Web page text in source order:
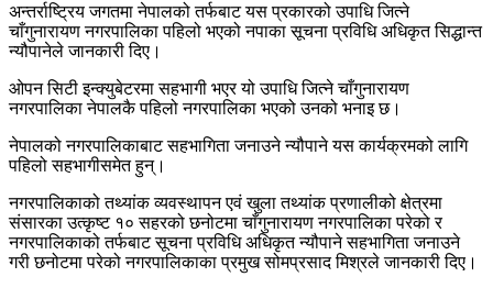
अन्तर्राष्ट्रिय जगतमा नेपालको तर्फबाट यस प्रकारको उपाधि जित्ने
चाँगुनारायण नगरपालिका पहिलो भएको नपाका सूचना प्रविधि अधिकृत सिद्धान्त
न्यौपानेले जानकारी दिए।
ओपन सिटी इन्क्युबेटरमा सहभागी भएर यो उपाधि जित्ने चाँगुनारायण
नगरपालिका नेपालकै पहिलो नगरपालिका भएको उनको भनाइ छ।
नेपालको नगरपालिकाबाट सहभागिता जनाउने न्यौपाने यस कार्यक्रमको लागि
पहिलो सहभागीसमेत हुन्।
नगरपालिकाको तथ्यांक व्यवस्थापन एवं खुला तथ्यांक प्रणालीको क्षेत्रमा
संसारका उत्कृष्ट १० सहरको छनोटमा चाँगुनारायण नगरपालिका परेको र
नगरपालिकाको तर्फबाट सूचना प्रविधि अधिकृत न्यौपाने सहभागिता जनाउने
गरी छनोटमा परेको नगरपालिकाका प्रमुख सोमप्रसाद मिश्रले जानकारी दिए।